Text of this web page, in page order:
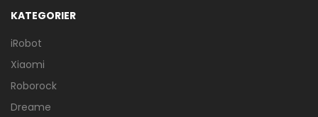
KATEGORIER
iRobot
Xiaomi
Roborock
Dreame